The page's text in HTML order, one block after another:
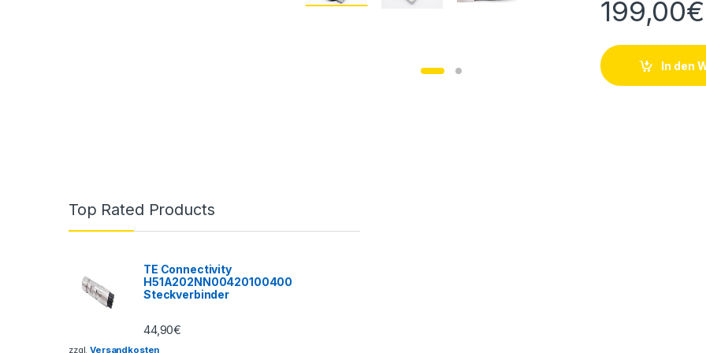
199,00€
In den
Top Rated Products
TE Connectivity
H51A202NN00420100400
Steckverbinder
44,90€
zzgl.Versandkosten